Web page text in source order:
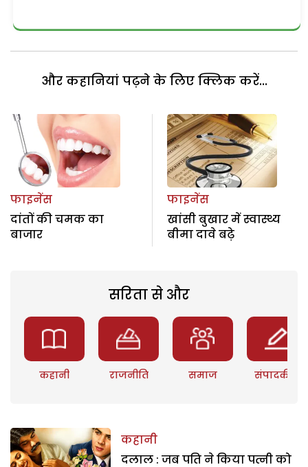
और कहानियां पढ़ने के लिए क्लिक करें...
फाइनेंस
दांतों की चमक का
बाजार
फाइनेंस
खांसी बुखार में स्वास्थ्य
बीमा दावे बढ़े
सरिता से और
कहानी राजनीति समाज संपादकीय
कहानी
दलाल : जब पति ने किया पत्नी को